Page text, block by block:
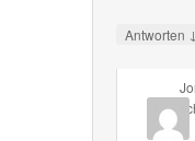
Antworten ↓